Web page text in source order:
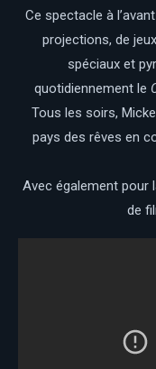
Ce spectacle à
projections, de
spéciaux et
quotidiennement le
Tous les soirs,
pays des rêves en
Avec également pour
de